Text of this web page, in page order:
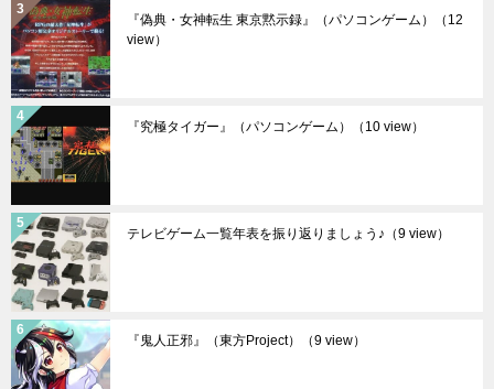
『偽典・女神転生 東京黙示録』（パソコンゲーム）
（12
view）
『究極タイガー』（パソコンゲーム） （10 view）
テレビゲーム一覧年表を振り返りましょう♪ （9 view）
『鬼人正邪』（東方Project） （9 view）